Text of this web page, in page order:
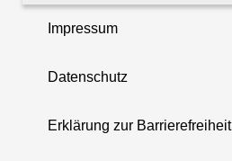
Impressum
Datenschutz
Erklärung zur Barrierefreiheit